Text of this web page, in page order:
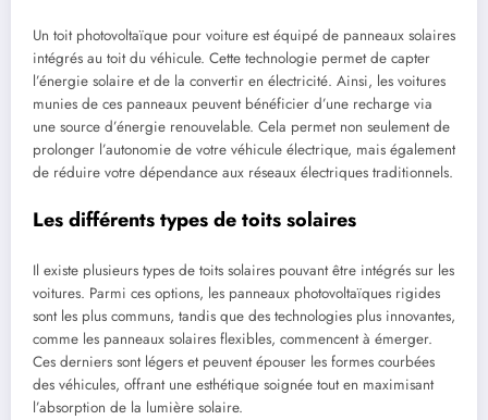
Un toit photovoltaïque pour voiture est équipé de panneaux solaires
intégrés au toit du véhicule. Cette technologie permet de capter
l’énergie solaire et de la convertir en électricité. Ainsi, les voitures
munies de ces panneaux peuvent bénéficier d’une recharge via
une source d’énergie renouvelable. Cela permet non seulement de
prolonger l’autonomie de votre véhicule électrique, mais également
de réduire votre dépendance aux réseaux électriques traditionnels.
Les différents types de toits solaires
Il existe plusieurs types de toits solaires pouvant être intégrés sur les
voitures. Parmi ces options, les panneaux photovoltaïques rigides
sont les plus communs, tandis que des technologies plus innovantes,
comme les panneaux solaires flexibles, commencent à émerger.
Ces derniers sont légers et peuvent épouser les formes courbées
des véhicules, offrant une esthétique soignée tout en maximisant
l’absorption de la lumière solaire.